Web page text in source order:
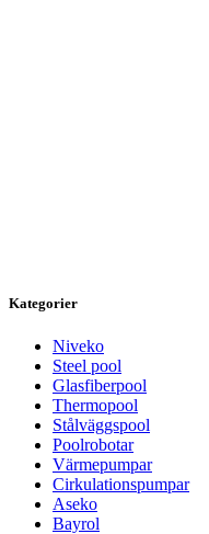
Kategorier
Niveko
Steel pool
Glasfiberpool
Thermopool
Stålväggspool
Poolrobotar
Värmepumpar
Cirkulationspumpar
Aseko
Bayrol